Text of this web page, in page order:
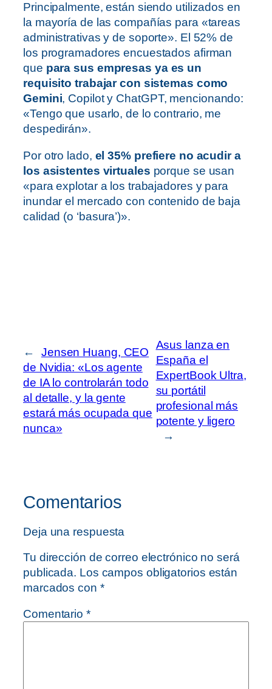
Principalmente, están siendo utilizados en
la mayoría de las compañías para «tareas
administrativas y de soporte». El 52% de
los programadores encuestados afirman
que para sus empresas ya es un
requisito trabajar con sistemas como
Gemini, Copilot y ChatGPT, mencionando:
«Tengo que usarlo, de lo contrario, me
despedirán».
Por otro lado, el 35% prefiere no acudir a
los asistentes virtuales porque se usan
«para explotar a los trabajadores y para
inundar el mercado con contenido de baja
calidad (o ‘basura’)».
←
Jensen Huang, CEO
de Nvidia: «Los agente
de IA lo controlarán todo
al detalle, y la gente
estará más ocupada que
nunca»
Asus lanza en
España el
ExpertBook Ultra,
su portátil
profesional más
potente y ligero
→
Comentarios
Deja una respuesta
Tu dirección de correo electrónico no será
publicada. Los campos obligatorios están
marcados con *
Comentario *